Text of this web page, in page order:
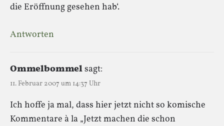
die Eröffnung gesehen hab‘.
Antworten
Ommelbommelsagt:
11. Februar 2007 um 14:37 Uhr
Ich hoffe ja mal, dass hier jetzt nicht so komische
Kommentare à la „Jetzt machen die schon